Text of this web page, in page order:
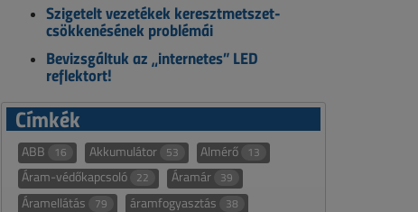
Szigetelt vezetékek keresztmetszet-
csökkenésének problémái
Bevizsgáltuk az „internetes” LED
reflektort!
Címkék
ABB 16 Akkumulátor 53 Almérő 13
Áram-védőkapcsoló 22 Áramár 39
Áramellátás 79 áramfogyasztás 38